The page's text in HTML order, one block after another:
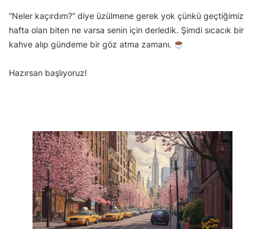
“Neler kaçırdım?” diye üzülmene gerek yok çünkü geçtiğimiz
hafta olan biten ne varsa senin için derledik. Şimdi sıcacık bir
kahve alıp gündeme bir göz atma zamanı.
Hazırsan başlıyoruz!